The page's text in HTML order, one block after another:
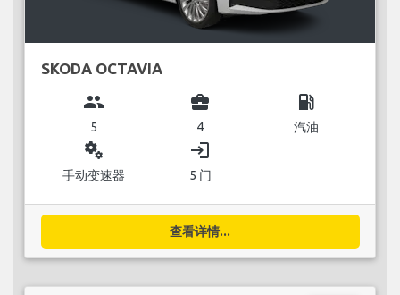
SKODA OCTAVIA
group
5
business_center
4
local_gas_station
汽油
miscellaneous_services
手动变速器
login
5 门
查看详情...